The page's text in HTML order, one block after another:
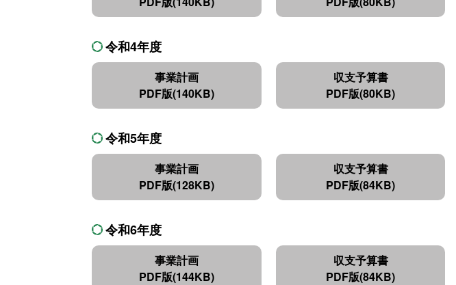
令和4年度
事業計画
PDF版(140KB)
収支予算書
PDF版(80KB)
令和5年度
事業計画
PDF版(128KB)
収支予算書
PDF版(84KB)
令和6年度
事業計画
PDF版(144KB)
収支予算書
PDF版(84KB)